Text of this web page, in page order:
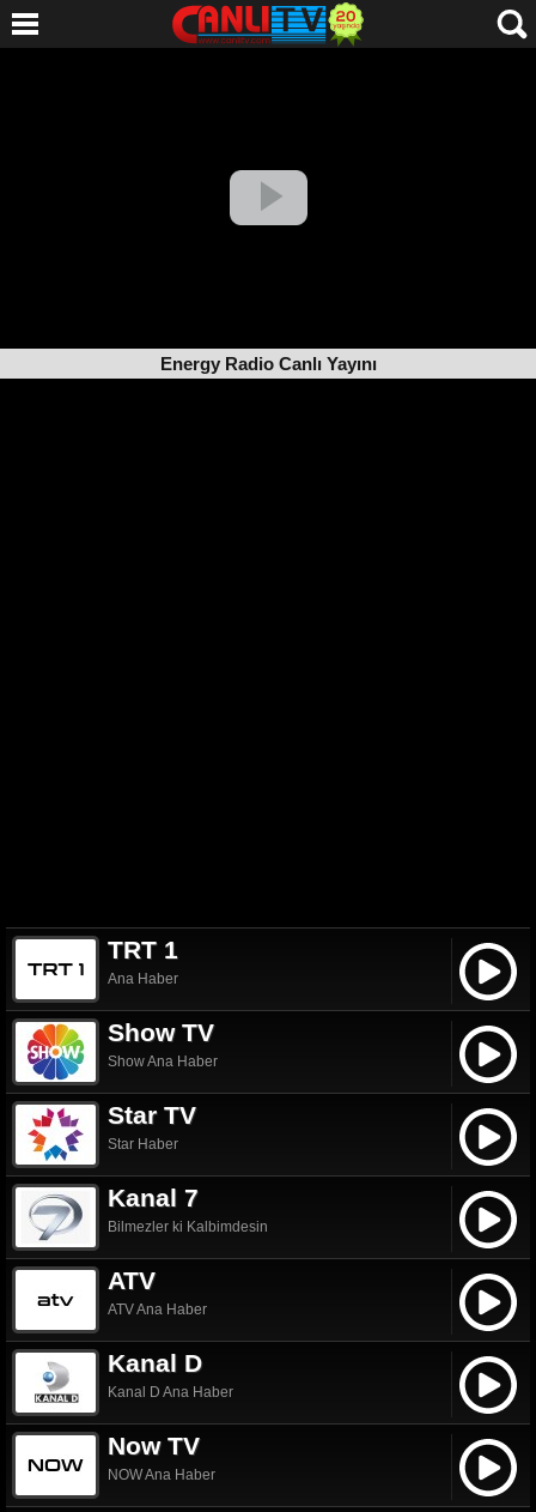
Energy Radio Canlı Yayını
TRT 1
Ana Haber
Show TV
Show Ana Haber
Star TV
Star Haber
Kanal 7
Bilmezler ki Kalbimdesin
ATV
ATV Ana Haber
Kanal D
Kanal D Ana Haber
Now TV
NOW Ana Haber